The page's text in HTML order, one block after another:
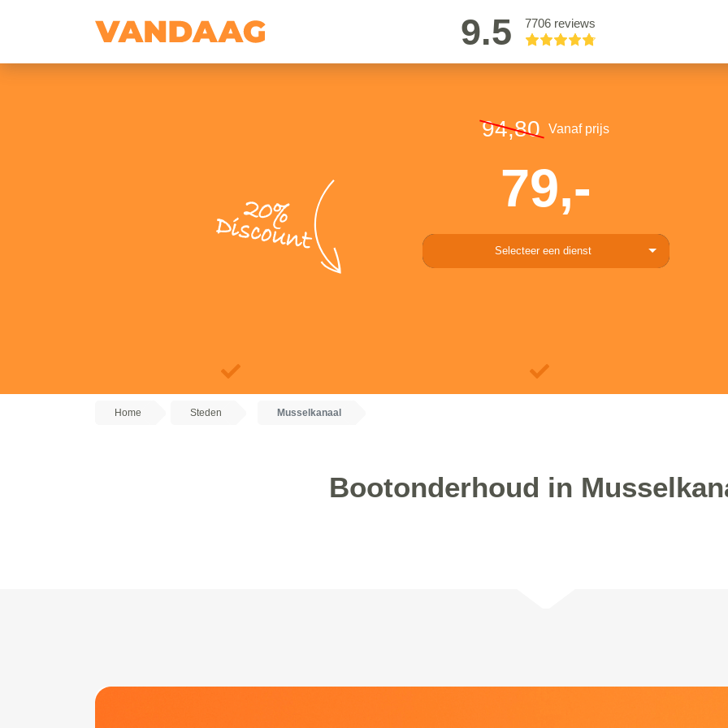
9.5 7706 reviews
20%
Discount
94,80 Vanaf prijs
79,-
Selecteer een dienst
Home Steden Musselkanaal
Bootonderhoud in